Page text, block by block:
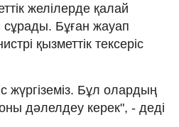
желілерде қалай
сұрады. Бұған жауап
қызметтік тексеріс
жүргіземіз. Бұл олардың
дәлелдеу керек", - деді